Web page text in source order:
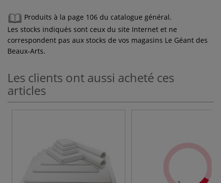
Produits à la page 106 du catalogue général.
Les stocks indiqués sont ceux du site Internet et ne
correspondent pas aux stocks de vos magasins Le Géant des
Beaux-Arts.
Les clients ont aussi acheté ces
articles